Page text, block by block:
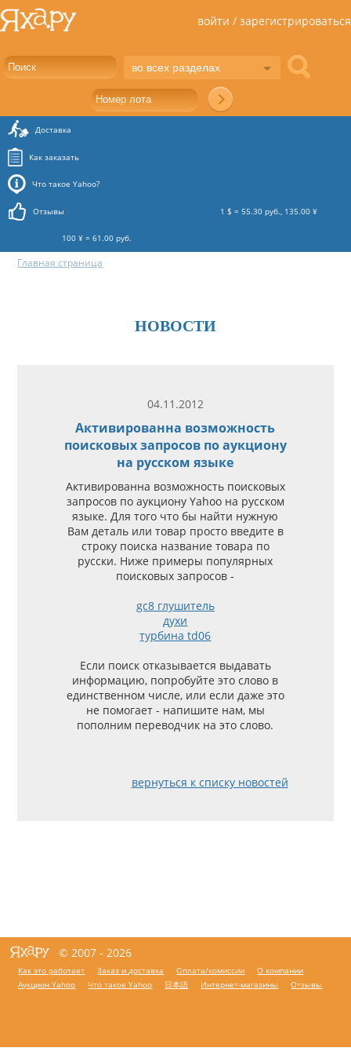
во всех разделах
войти / зарегистрироваться
Доставка
Как заказать
Что такое Yahoo?
Отзывы
100 ¥ = 61.00 руб.
1 $ = 55.30 руб., 135.00 ¥
Главная страница
НОВОСТИ
04.11.2012
Активированна возможность
поисковых запросов по аукциону
на русском языке
Активированна возможность поисковых
запросов по аукциону Yahoo на русском
языке. Для того что бы найти нужную
Вам деталь или товар просто введите в
строку поиска название товара по
русски. Ниже примеры популярных
поисковых запросов -
gc8 глушитель
духи
турбина td06
Если поиск отказывается выдавать
информацию, попробуйте это слово в
единственном числе, или если даже это
не помогает - напишите нам, мы
пополним переводчик на это слово.
вернуться к списку новостей
© 2007 - 2026
Как это работает Заказ и доставка Оплата/комиссии
О компании
Аукцион Yahoo
Что такое Yahoo 日本語 Интернет-магазины Отзывы